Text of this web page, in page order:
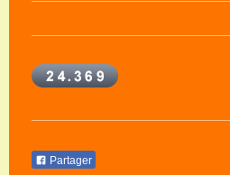
Partager